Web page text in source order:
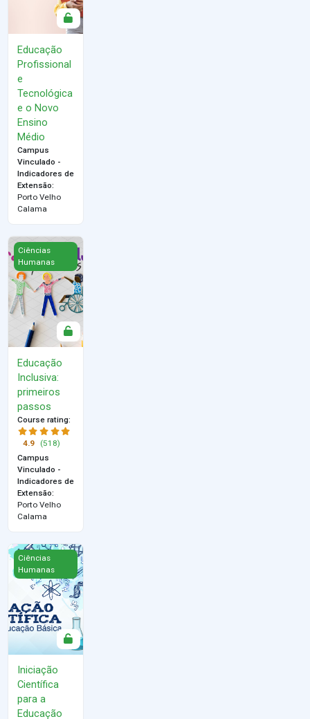
Educação
Profissional
e
Tecnológica
e o Novo
Ensino
Médio
Campus
Vinculado -
Indicadores de
Extensão:
Porto Velho
Calama
Educação Inclusiva: primeiros passos
Ciências
Humanas
Educação
Inclusiva:
primeiros
passos
Course rating:
4.9
(518)
Campus
Vinculado -
Indicadores de
Extensão:
Porto Velho
Calama
Iniciação Científica para a Educação Básica
Ciências
Humanas
Iniciação
Científica
para a
Educação